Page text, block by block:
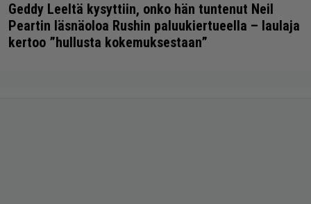
Geddy Leeltä kysyttiin, onko hän tuntenut Neil
Peartin läsnäoloa Rushin paluukiertueella – laulaja
kertoo ”hullusta kokemuksestaan”